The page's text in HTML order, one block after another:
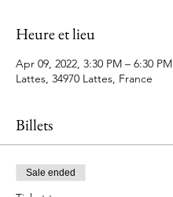
Heure et lieu
Apr 09, 2022, 3:30 PM – 6:30 PM
Lattes, 34970 Lattes, France
Billets
Sale ended